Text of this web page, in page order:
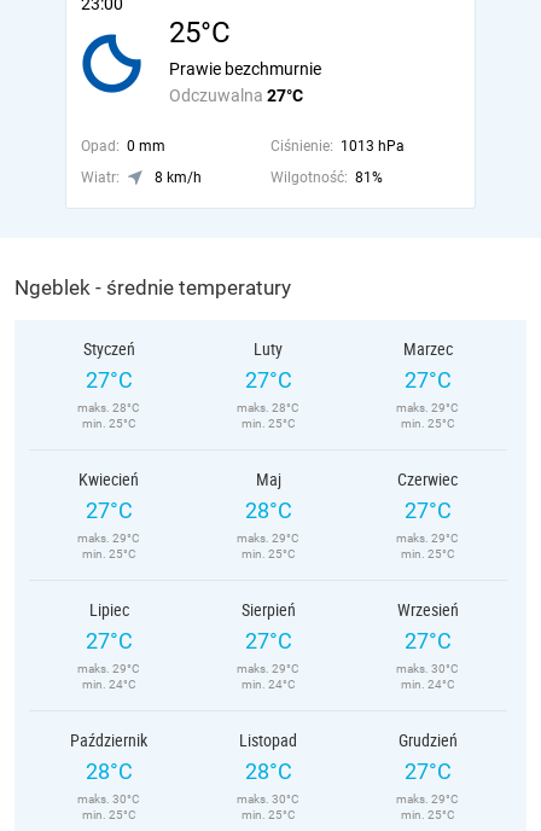
25°C
Odczuwalna 27°C
Prawie bezchmurnie
Opad: 0 mm Ciśnienie: 1013 hPa
Wiatr:
8 km/h Wilgotność: 81%
Ngeblek - średnie temperatury
Styczeń
27°C
maks. 28°C
min. 25°C
Luty
27°C
maks. 28°C
min. 25°C
Marzec
27°C
maks. 29°C
min. 25°C
Kwiecień
27°C
maks. 29°C
min. 25°C
Maj
28°C
maks. 29°C
min. 25°C
Czerwiec
27°C
maks. 29°C
min. 25°C
Lipiec
27°C
maks. 29°C
min. 24°C
Sierpień
27°C
maks. 29°C
min. 24°C
Wrzesień
27°C
maks. 30°C
min. 24°C
Październik
28°C
maks. 30°C
min. 25°C
Listopad
28°C
maks. 30°C
min. 25°C
Grudzień
27°C
maks. 29°C
min. 25°C